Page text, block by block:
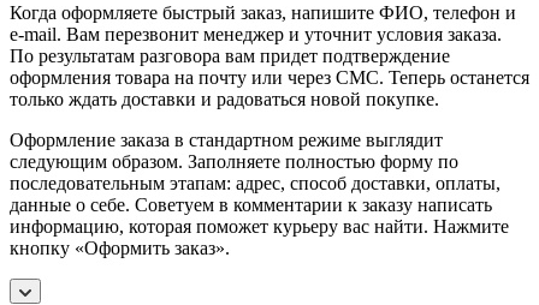
Когда оформляете быстрый заказ, напишите ФИО, телефон и
e-mail. Вам перезвонит менеджер и уточнит условия заказа.
По результатам разговора вам придет подтверждение
оформления товара на почту или через СМС. Теперь останется
только ждать доставки и радоваться новой покупке.
Оформление заказа в стандартном режиме выглядит
следующим образом. Заполняете полностью форму по
последовательным этапам: адрес, способ доставки, оплаты,
данные о себе. Советуем в комментарии к заказу написать
информацию, которая поможет курьеру вас найти. Нажмите
кнопку «Оформить заказ».